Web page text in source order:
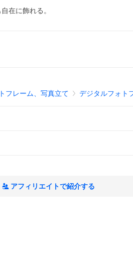
在に飾れる。
フレーム、写真立て デジタルフォト
アフィリエイトで紹介する